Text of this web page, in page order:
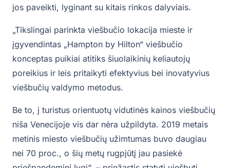
jos paveikti, lyginant su kitais rinkos dalyviais.
„Tikslingai parinkta viešbučio lokacija mieste ir
įgyvendintas „Hampton by Hilton“ viešbučio
konceptas puikiai atitiks šiuolaikinių keliautojų
poreikius ir leis pritaikyti efektyvius bei inovatyvius
viešbučių valdymo metodus.
Be to, į turistus orientuotų vidutinės kainos viešbučių
niša Venecijoje vis dar nėra užpildyta. 2019 metais
metinis miesto viešbučių užimtumas buvo daugiau
nei 70 proc., o šių metų rugpjūtį jau pasiekė